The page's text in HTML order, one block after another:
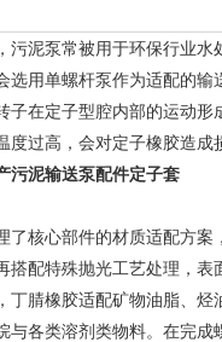
污泥泵常被用于环保行业
选用单螺杆泵作为适配的
子在定子型腔内部的运动
度过高，会对定子橡胶造
污泥输送泵配件定子套
了核心部件的材质适配方
搭配特殊抛光工艺处理，
丁腈橡胶适配矿物油脂、
与各类溶剂类物料。在完